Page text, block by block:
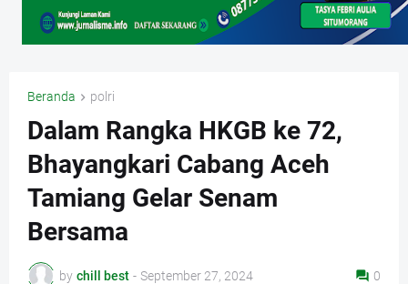
Beranda polri
Dalam Rangka HKGB ke 72,
Bhayangkari Cabang Aceh
Tamiang Gelar Senam
Bersama
by chill best - September 27, 2024 0